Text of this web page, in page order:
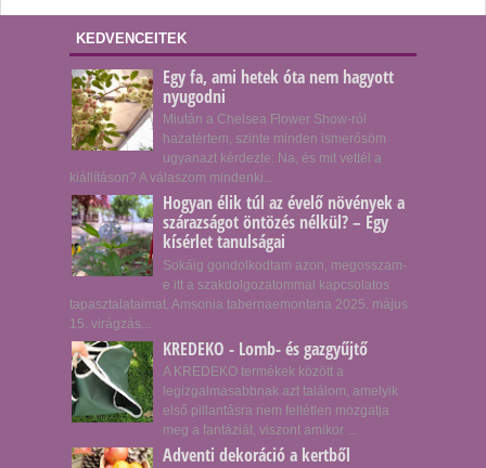
KEDVENCEITEK
Egy fa, ami hetek óta nem hagyott
nyugodni
Miután a Chelsea Flower Show-ról
hazatértem, szinte minden ismerősöm
ugyanazt kérdezte: Na, és mit vettél a
kiállításon? A válaszom mindenki...
Hogyan élik túl az évelő növények a
szárazságot öntözés nélkül? – Egy
kísérlet tanulságai
Sokáig gondolkodtam azon, megosszam-
e itt a szakdolgozatommal kapcsolatos
tapasztalataimat. Amsonia tabernaemontana 2025. május
15. virágzás...
KREDEKO - Lomb- és gazgyűjtő
A KREDEKO termékek között a
legizgalmasabbnak azt találom, amelyik
első pillantásra nem feltétlen mozgatja
meg a fantáziát, viszont amikor ...
Adventi dekoráció a kertből